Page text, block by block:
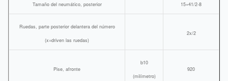
Tamaño del neumático, posterior 15×41/2-8
Ruedas, parte posterior delantera del número
(x=driven las ruedas)
2x/2
Pise, afronte
b10
(milímetro)
920